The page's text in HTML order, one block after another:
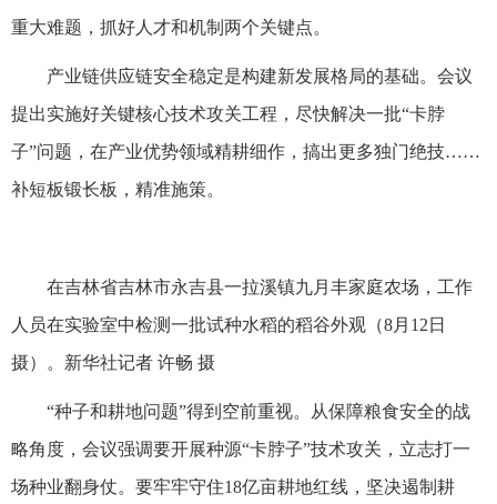
重大难题，抓好人才和机制两个关键点。
产业链供应链安全稳定是构建新发展格局的基础。会议
提出实施好关键核心技术攻关工程，尽快解决一批“卡脖
子”问题，在产业优势领域精耕细作，搞出更多独门绝技……
补短板锻长板，精准施策。
在吉林省吉林市永吉县一拉溪镇九月丰家庭农场，工作
人员在实验室中检测一批试种水稻的稻谷外观（8月12日
摄）。新华社记者 许畅 摄
“种子和耕地问题”得到空前重视。从保障粮食安全的战
略角度，会议强调要开展种源“卡脖子”技术攻关，立志打一
场种业翻身仗。要牢牢守住18亿亩耕地红线，坚决遏制耕